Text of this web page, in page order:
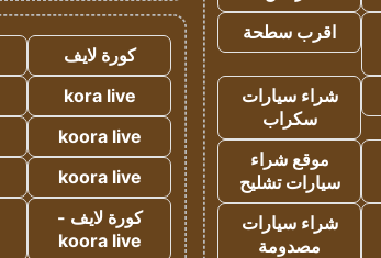
اقرب سطحة
شراء سيارات
سكراب
موقع شراء
سيارات تشليح
شراء سيارات
مصدومة
كورة لايف
kora live
koora live
koora live
كورة لايف -
koora live